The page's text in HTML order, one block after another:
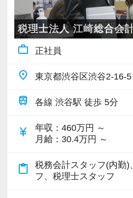
当社では、全員がお客様のこ
最新の税務・会計サービス
現時点で深い知識や経験をお
心してください！
会計の知識を得られるようフ
チリです。
【先輩スタッフのサポートを
踏んでステップアップできま
ています。あなたの成長に
ップしていきましょう。
ることから資格取得に励むス
しています。
若いメンバーが多く明るい雰
自主性がある方には活躍でき
もご用意するので、この業界
い目標がある方は、ぜひ当社
さい！
頼される税務のプロを目指せ
私達は「税務のプロフェッシ
近年は、外国法人や相続に関
業績を伸ばしています。外国
を生かした業務に就きたい、
は、その得意分野を最大限に
さらに、コミュニケーション
れぞれのスキルや希望などに
＜社内環境＞
税理士法人 江崎総合会
work_outline 正社員
place 東京都渋谷区渋谷2-16-5
train 各線 渋谷駅 徒歩 5分
currency_yen 年収 ：460万円 ～
月給 ：30.4万円 ～
content_paste
税務会計スタッフ(内勤)
フ、税理士スタッフ